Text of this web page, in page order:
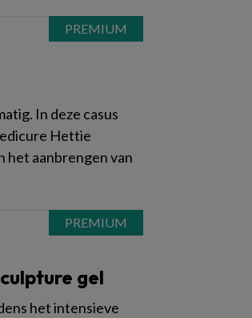
In deze casus
Hettie
het aanbrengen van
gel
het intensieve